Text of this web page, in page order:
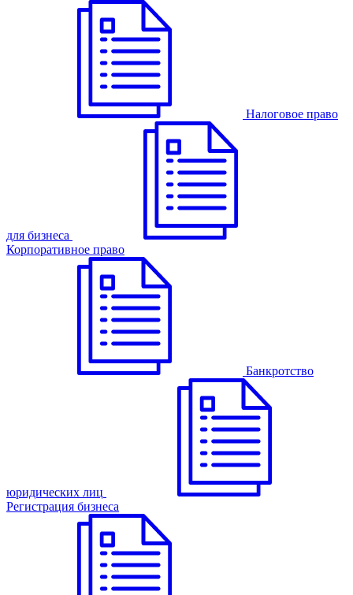
Налоговое право
для бизнеса
Корпоративное право
Банкротство
юридических лиц
Регистрация бизнеса